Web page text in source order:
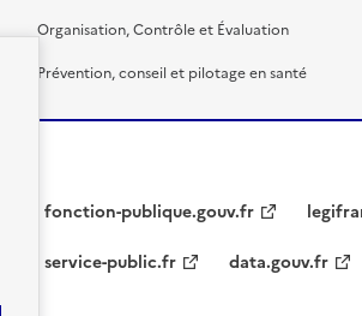
Organisation, Contrôle et Évaluation
Prévention, conseil et pilotage en santé
fonction-publique.gouv.fr
service-public.fr
data.gouv.fr